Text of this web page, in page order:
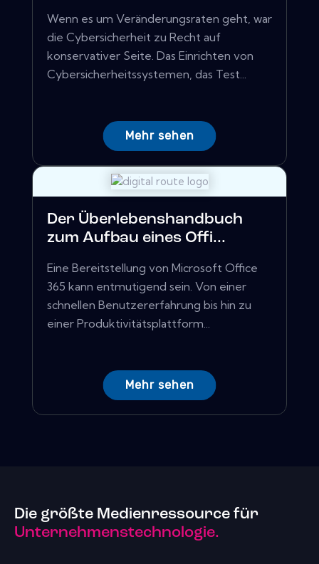
Wenn es um Veränderungsraten geht, war
die Cybersicherheit zu Recht auf
konservativer Seite. Das Einrichten von
Cybersicherheitssystemen, das Test...
Mehr sehen
Der Überlebenshandbuch
zum Aufbau eines Offi...
Eine Bereitstellung von Microsoft Office
365 kann entmutigend sein. Von einer
schnellen Benutzererfahrung bis hin zu
einer Produktivitätsplattform...
Mehr sehen
Die größte Medienressource für
Unternehmenstechnologie.